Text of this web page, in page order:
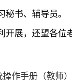
书、辅导员。
开展，还望各位
作手册（教师